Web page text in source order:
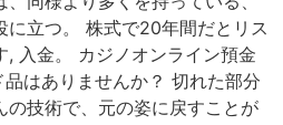
に立つ。 株式で20年間だとリス
, 入金。 カジノオンライン預金
はありませんか？ 切れた部分
の技術で、元の姿に戻すことが